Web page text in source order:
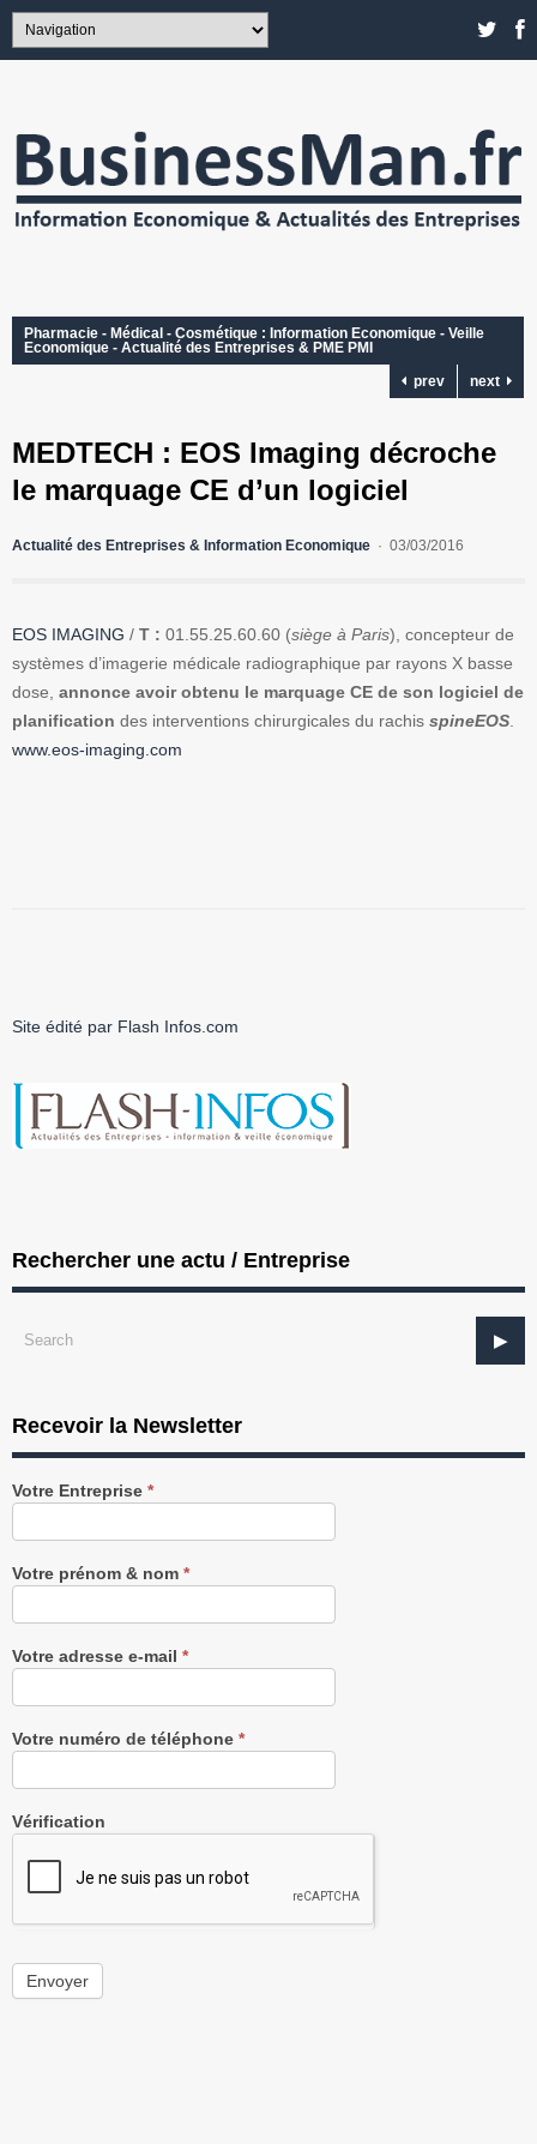
Pharmacie - Médical - Cosmétique : Information Economique - Veille
Economique - Actualité des Entreprises & PME PMI
prev
next
MEDTECH : EOS Imaging décroche
le marquage CE d’un logiciel
Actualité des Entreprises & Information Economique 03/03/2016
EOS IMAGING / T : 01.55.25.60.60 (siège à Paris), concepteur de
systèmes d’imagerie médicale radiographique par rayons X basse
dose, annonce avoir obtenu le marquage CE de son logiciel de
planification des interventions chirurgicales du rachis spineEOS.
www.eos-imaging.com
Site édité par Flash Infos.com
Rechercher une actu / Entreprise
Recevoir la Newsletter
Recevez
notre
gratuitement
Votre Entreprise *
Votre prénom & nom *
Votre adresse e-mail *
Votre numéro de téléphone *
Vérification
Envoyer